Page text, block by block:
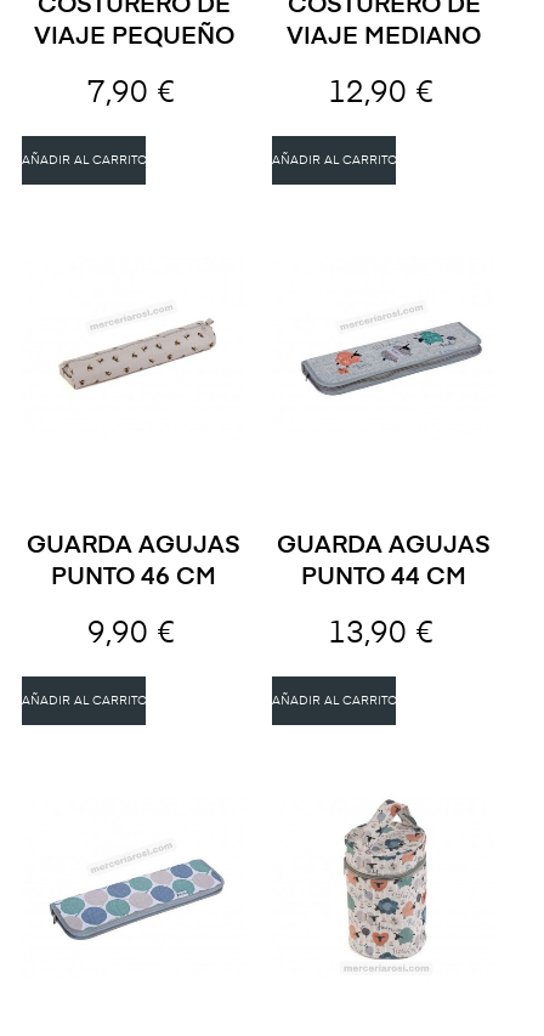
COSTURERO DE
VIAJE PEQUEÑO
7,90 €
AÑADIR AL CARRITO
COSTURERO DE
VIAJE MEDIANO
12,90 €
AÑADIR AL CARRITO
GUARDA AGUJAS
PUNTO 46 CM
9,90 €
AÑADIR AL CARRITO
GUARDA AGUJAS
PUNTO 44 CM
13,90 €
AÑADIR AL CARRITO